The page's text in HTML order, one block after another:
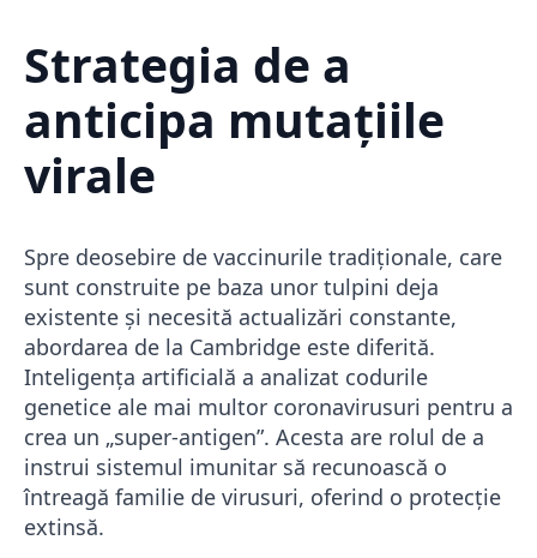
Strategia de a
anticipa mutațiile
virale
Spre deosebire de vaccinurile tradiționale, care
sunt construite pe baza unor tulpini deja
existente și necesită actualizări constante,
abordarea de la Cambridge este diferită.
Inteligența artificială a analizat codurile
genetice ale mai multor coronavirusuri pentru a
crea un „super-antigen”. Acesta are rolul de a
instrui sistemul imunitar să recunoască o
întreagă familie de virusuri, oferind o protecție
extinsă.